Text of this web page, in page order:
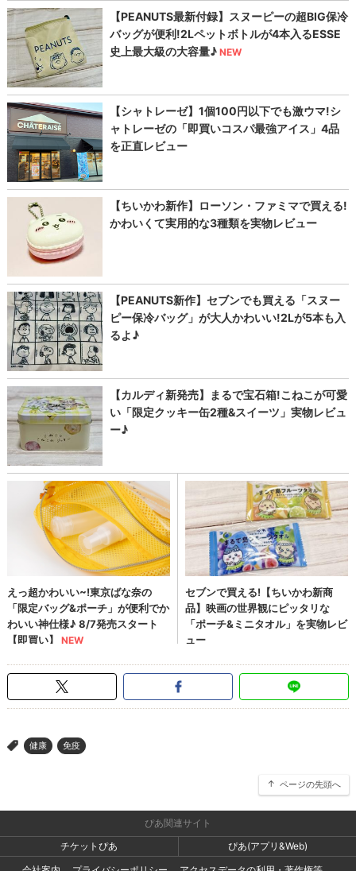
> 健康 免疫
ページの先頭へ
ぴあ関連サイト
チケットぴあ
ぴあ(アプリ&Web)